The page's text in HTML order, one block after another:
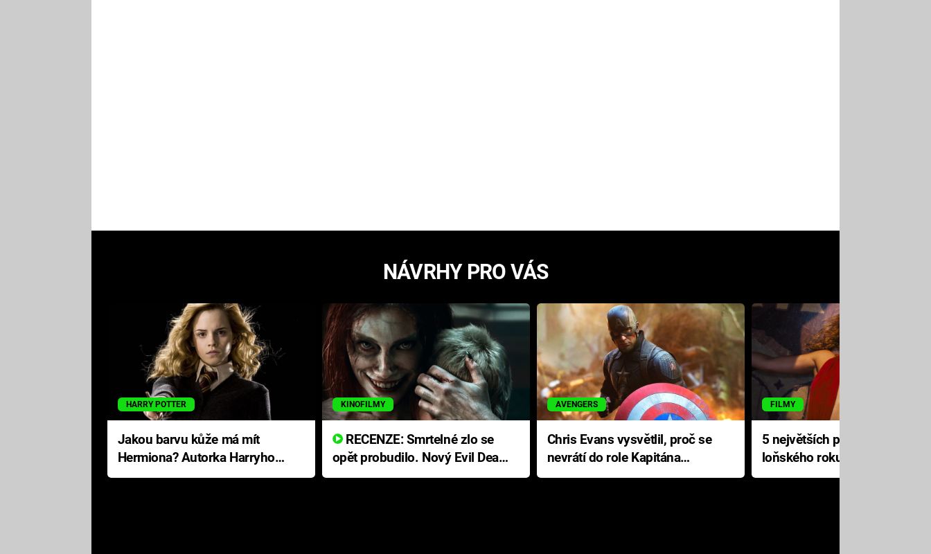
NÁVRHY PRO VÁS
HARRY POTTER
Jakou barvu kůže má mít
Hermiona? Autorka Harryho
Pottera přišla s ráznou
KINOFILMY
RECENZE: Smrtelné zlo se
opět probudilo. Nový Evil Dead
přichází s neodolatelnou
AVENGERS
Chris Evans vysvětlil, proč se
nevrátí do role Kapitána
Ameriky
FILMY
5 největších propadáků
loňského roku: Disney na
jediné katastrofě prodělal 200